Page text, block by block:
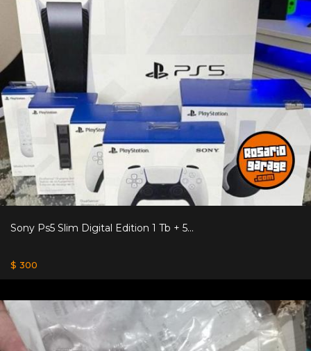
Sony Ps5 Slim Digital Edition 1 Tb + 5...
$ 300